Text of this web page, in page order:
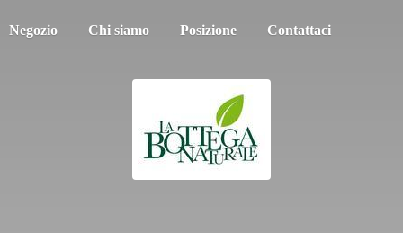
Negozio Chi siamo Posizione Contattaci